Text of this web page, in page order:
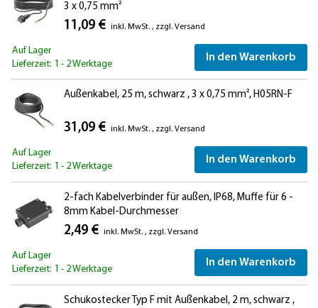
3 x 0,75 mm²
11,09 € inkl. MwSt. , zzgl. Versand
Auf Lager
Lieferzeit: 1 - 2 Werktage
In den Warenkorb
Außenkabel, 25 m, schwarz , 3 x 0,75 mm², H05RN-F
31,09 € inkl. MwSt. , zzgl. Versand
Auf Lager
Lieferzeit: 1 - 2 Werktage
In den Warenkorb
2-fach Kabelverbinder für außen, IP68, Muffe für 6 -
8mm Kabel-Durchmesser
2,49 € inkl. MwSt. , zzgl. Versand
Auf Lager
Lieferzeit: 1 - 2 Werktage
In den Warenkorb
Schukostecker Typ F mit Außenkabel, 2 m, schwarz ,